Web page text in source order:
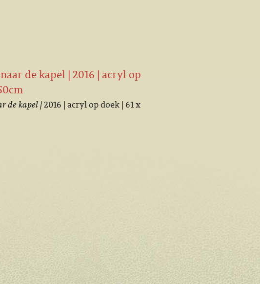
de kapel | 2016 | acryl op
de kapel |2016 | acryl op doek | 61 x